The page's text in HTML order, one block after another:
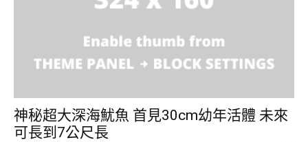
神秘超大深海魷魚 首見30cm幼年活體 未來
可長到7公尺長